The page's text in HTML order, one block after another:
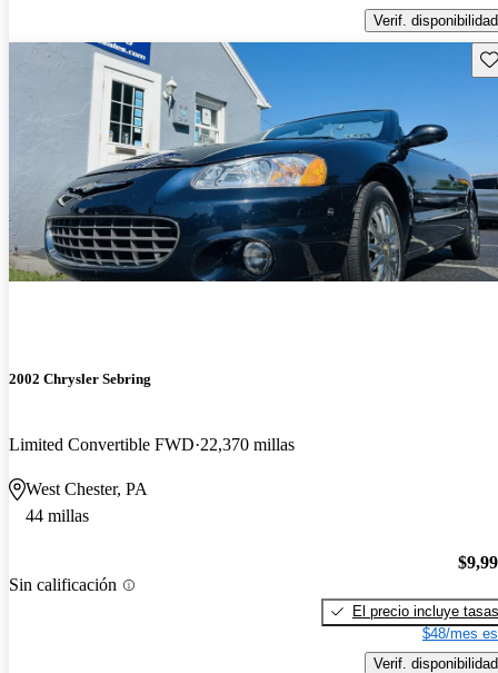
Verif. disponibilidad
2002 Chrysler Sebring
Limited Convertible FWD 22,370 millas
West Chester, PA
44 millas
Sin calificación
El precio incluye tasas
$48/mes
Verif. disponibilidad